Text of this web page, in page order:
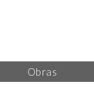
Obras